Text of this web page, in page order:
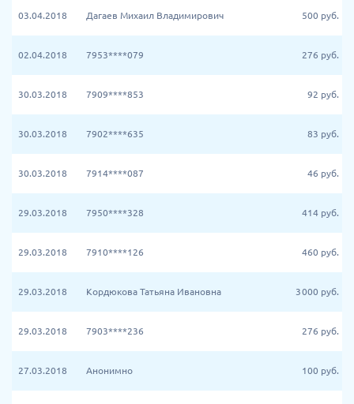
03.04.2018 Дагаев Михаил Владимирович 500 руб.
02.04.2018 7953****079 276 руб.
30.03.2018 7909****853 92 руб.
30.03.2018 7902****635 83 руб.
30.03.2018 7914****087 46 руб.
29.03.2018 7950****328 414 руб.
29.03.2018 7910****126 460 руб.
29.03.2018 Кордюкова Татьяна Ивановна 3 000 руб.
29.03.2018 7903****236 276 руб.
27.03.2018 Анонимно 100 руб.